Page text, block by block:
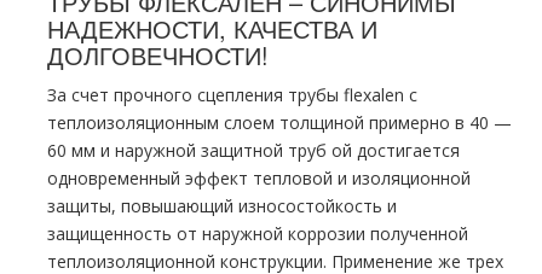
НАДЕЖНОСТИ, КАЧЕСТВА И
ДОЛГОВЕЧНОСТИ!
За счет прочного сцепления тpубы flехalеn с
теплоизоляционным слоем толщиной примерно в 40 —
60 мм и наружной защитной тpуб ой достигается
одновременный эффект тепловой и изоляционной
защиты, повышающий износостойкость и
защищенность от наружной коррозии полученной
теплоизоляционной конструкции. Применение же трех